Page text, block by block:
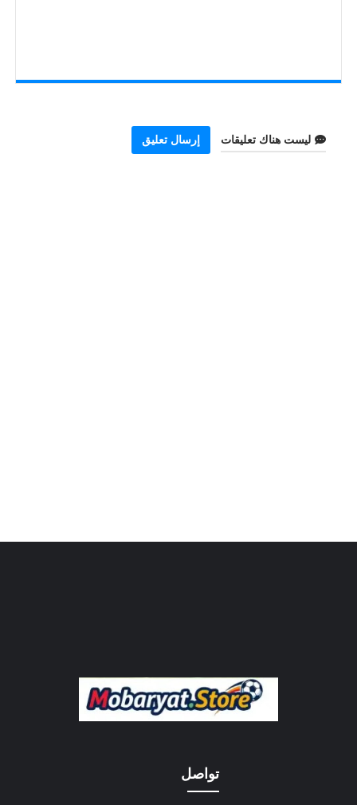
ليست هناك تعليقات إرسال تعليق
تواصل